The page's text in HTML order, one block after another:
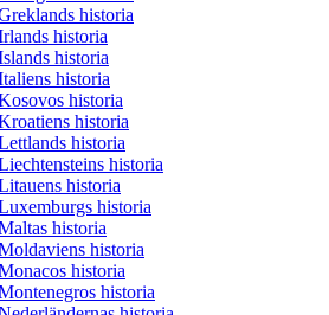
historia
historia
historia
historia
historia
historia
historia
historia
historia
historia
historia
historia
historia
historia